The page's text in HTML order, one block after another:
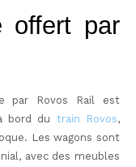
offert par
par Rovos Rail est
bord du train Rovos,
Les wagons sont
avec des meubles